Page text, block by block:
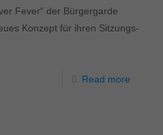
Fever“ der Bürgergarde
Konzept für ihren Sitzungs-
Read more